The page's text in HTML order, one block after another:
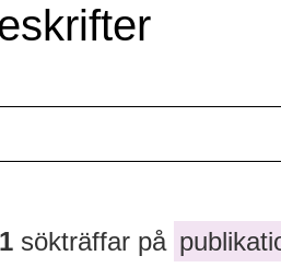
1 sökträffar på